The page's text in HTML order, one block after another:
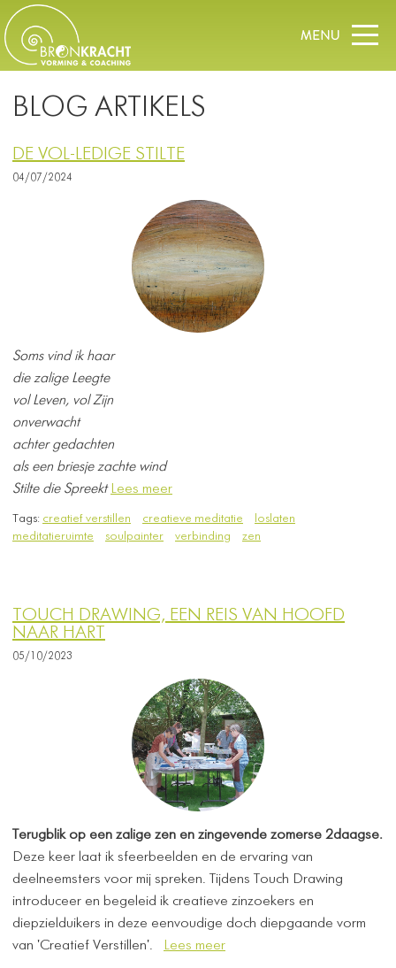
BLOG ARTIKELS
DE VOL-LEDIGE STILTE
04/07/2024
Soms vind ik haar
die zalige Leegte
vol Leven, vol Zijn
onverwacht
achter gedachten
als een briesje zachte wind
Stilte die Spreekt Lees meer
Tags: creatief verstillen creatieve meditatie
loslaten
meditatieruimte
soulpainter verbinding zen
TOUCH DRAWING, EEN REIS VAN HOOFD
NAAR HART
05/10/2023
Terugblik op een zalige zen en zingevende zomerse 2daagse.
Deze keer laat ik sfeerbeelden en de ervaring van
deelneemsters voor mij spreken. Tijdens Touch Drawing
introduceer en begeleid ik creatieve zinzoekers en
diepzielduikers in deze eenvoudige doch diepgaande vorm
van 'Creatief Verstillen'.
Lees meer